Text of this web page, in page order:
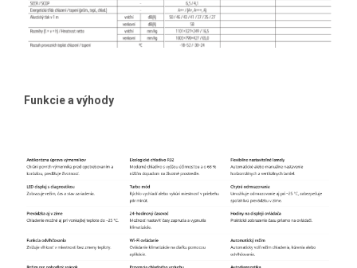
Funkcie a výhody